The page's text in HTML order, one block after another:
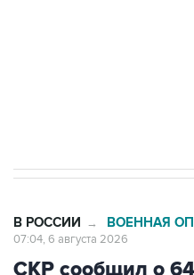
В РОССИИ → ВОЕННАЯ
07:04, 6 августа 2026
СКР сообщил о